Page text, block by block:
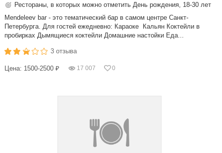
Рестораны, в которых можно отметить День рождения, 18-30 лет
Mendeleev bar - это тематический бар в самом центре Санкт-
Петербурга. Для гостей ежедневно: Караоке Кальян Коктейли в
пробирках Дымящиеся коктейли Домашние настойки Еда...
3 отзыва
Цена: 1500-2500 ₽ 17 007 0